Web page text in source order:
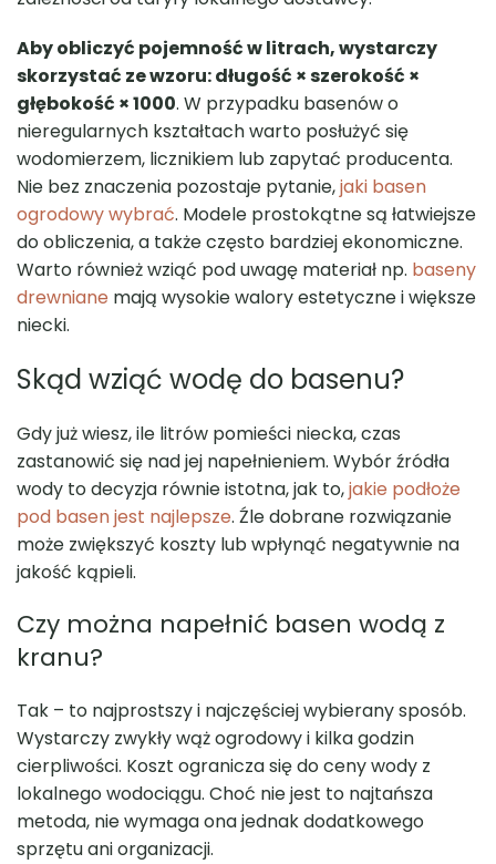
Aby obliczyć pojemność w litrach, wystarczy
skorzystać ze wzoru: długość × szerokość ×
głębokość × 1000. W przypadku basenów o
nieregularnych kształtach warto posłużyć się
wodomierzem, licznikiem lub zapytać producenta.
Nie bez znaczenia pozostaje pytanie,jaki basen
ogrodowy wybrać. Modele prostokątne są łatwiejsze
do obliczenia, a także często bardziej ekonomiczne.
Warto również wziąć pod uwagę materiał np. baseny
drewniane mają wysokie walory estetyczne i większe
niecki.
Skąd wziąć wodę do basenu?
Gdy już wiesz, ile litrów pomieści niecka, czas
zastanowić się nad jej napełnieniem. Wybór źródła
wody to decyzja równie istotna, jak to,jakie podłoże
pod basen jest najlepsze. Źle dobrane rozwiązanie
może zwiększyć koszty lub wpłynąć negatywnie na
jakość kąpieli.
Czy można napełnić basen wodą z
kranu?
Tak – to najprostszy i najczęściej wybierany sposób.
Wystarczy zwykły wąż ogrodowy i kilka godzin
cierpliwości. Koszt ogranicza się do ceny wody z
lokalnego wodociągu. Choć nie jest to najtańsza
metoda, nie wymaga ona jednak dodatkowego
sprzętu ani organizacji.